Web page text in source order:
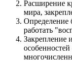
Расширение
мира,
Определение
работать
Закрепление